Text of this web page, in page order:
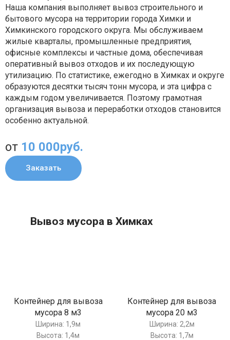
Наша компания выполняет вывоз строительного и
бытового мусора на территории города Химки и
Химкинского городского округа. Мы обслуживаем
жилые кварталы, промышленные предприятия,
офисные комплексы и частные дома, обеспечивая
оперативный вывоз отходов и их последующую
утилизацию. По статистике, ежегодно в Химках и округе
образуются десятки тысяч тонн мусора, и эта цифра с
каждым годом увеличивается. Поэтому грамотная
организация вывоза и переработки отходов становится
особенно актуальной.
от 10 000руб.
Заказать
Вывоз мусора в Химках
Контейнер для вывоза
мусора 8 м3
Ширина: 1,9м
Высота: 1,4м
Контейнер для вывоза
мусора 20 м3
Ширина: 2,2м
Высота: 1,7м